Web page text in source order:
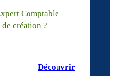
Comptable
création ?
Découvrir